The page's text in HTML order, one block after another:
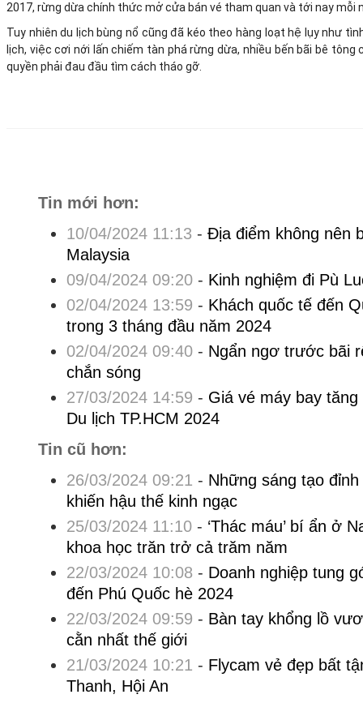
2017, rừng dừa chính thức mở cửa bán vé tham quan và tới nay mỗi
Tuy nhiên du lịch bùng nổ cũng đã kéo theo hàng loạt hệ lụy như
lịch, việc cơi nới lấn chiếm tàn phá rừng dừa, nhiều bến bãi bê
quyền phải đau đầu tìm cách tháo gỡ.
Tin mới hơn:
10/04/2024 11:13 - Địa điểm không nên
Malaysia
09/04/2024 09:20- Kinh nghiệm đi Pù
02/04/2024 13:59 - Khách quốc tế đến
trong 3 tháng đầu năm 2024
02/04/2024 09:40- Ngẩn ngơ trước bãi
chắn sóng
27/03/2024 14:59 - Giá vé máy bay
Du lịch TP.HCM 2024
Tin cũ hơn:
26/03/2024 09:21 - Những sáng tạo
khiến hậu thế kinh ngạc
25/03/2024 11:10- ‘Thác máu’ bí ẩn ở
khoa học trăn trở cả trăm năm
22/03/2024 10:08 - Doanh nghiệp tung
đến Phú Quốc hè 2024
22/03/2024 09:59 - Bàn tay khổng lồ
cằn nhất thế giới
21/03/2024 10:21 - Flycam vẻ đẹp bất
Thanh, Hội An